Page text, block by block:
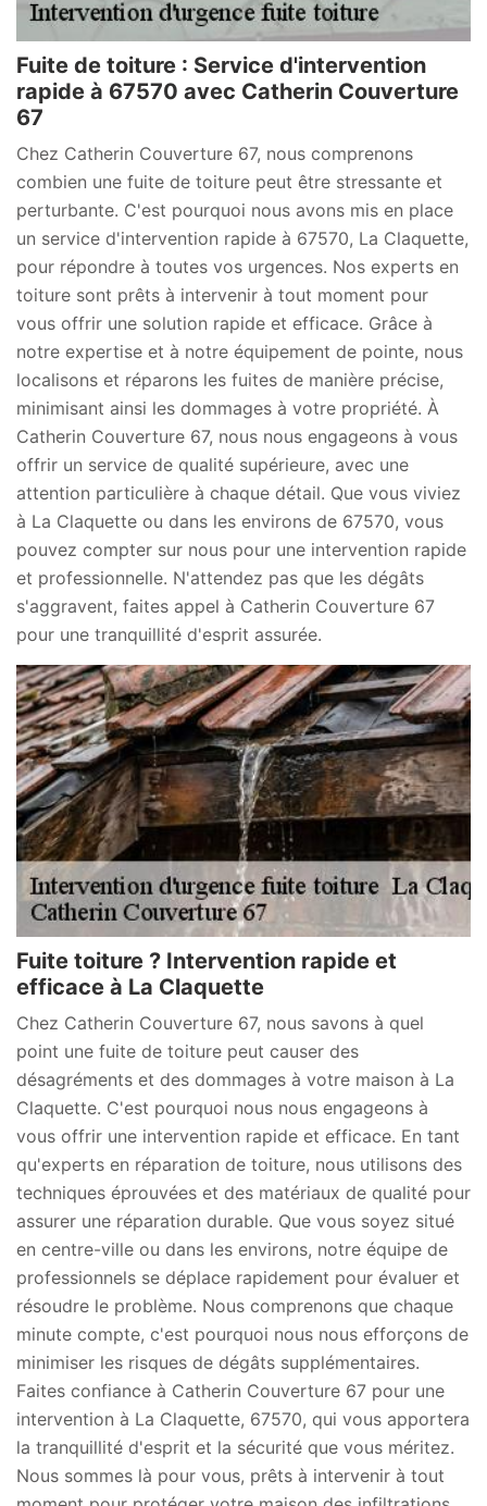
Fuite de toiture : Service d'intervention
rapide à 67570 avec Catherin Couverture
67
Chez Catherin Couverture 67, nous comprenons
combien une fuite de toiture peut être stressante et
perturbante. C'est pourquoi nous avons mis en place
un service d'intervention rapide à 67570, La Claquette,
pour répondre à toutes vos urgences. Nos experts en
toiture sont prêts à intervenir à tout moment pour
vous offrir une solution rapide et efficace. Grâce à
notre expertise et à notre équipement de pointe, nous
localisons et réparons les fuites de manière précise,
minimisant ainsi les dommages à votre propriété. À
Catherin Couverture 67, nous nous engageons à vous
offrir un service de qualité supérieure, avec une
attention particulière à chaque détail. Que vous viviez
à La Claquette ou dans les environs de 67570, vous
pouvez compter sur nous pour une intervention rapide
et professionnelle. N'attendez pas que les dégâts
s'aggravent, faites appel à Catherin Couverture 67
pour une tranquillité d'esprit assurée.
Fuite toiture ? Intervention rapide et
efficace à La Claquette
Chez Catherin Couverture 67, nous savons à quel
point une fuite de toiture peut causer des
désagréments et des dommages à votre maison à La
Claquette. C'est pourquoi nous nous engageons à
vous offrir une intervention rapide et efficace. En tant
qu'experts en réparation de toiture, nous utilisons des
techniques éprouvées et des matériaux de qualité pour
assurer une réparation durable. Que vous soyez situé
en centre-ville ou dans les environs, notre équipe de
professionnels se déplace rapidement pour évaluer et
résoudre le problème. Nous comprenons que chaque
minute compte, c'est pourquoi nous nous efforçons de
minimiser les risques de dégâts supplémentaires.
Faites confiance à Catherin Couverture 67 pour une
intervention à La Claquette, 67570, qui vous apportera
la tranquillité d'esprit et la sécurité que vous méritez.
Nous sommes là pour vous, prêts à intervenir à tout